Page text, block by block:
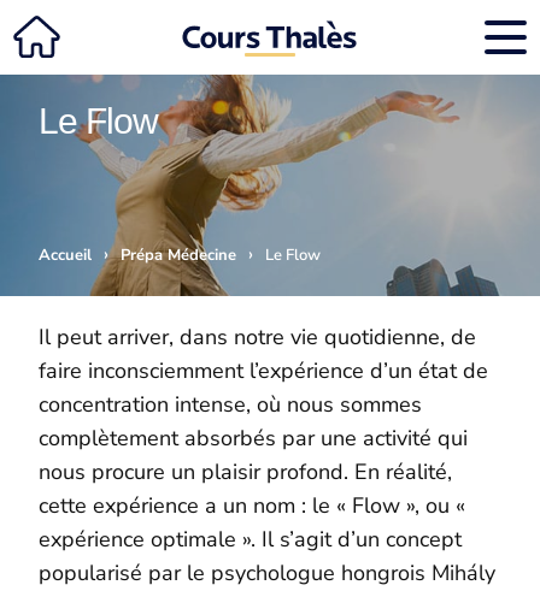
Le Flow
Accueil › Prépa Médecine › Le Flow
Il peut arriver, dans notre vie quotidienne, de
faire inconsciemment l’expérience d’un état de
concentration intense, où nous sommes
complètement absorbés par une activité qui
nous procure un plaisir profond. En réalité,
cette expérience a un nom : le « Flow », ou «
expérience optimale ». Il s’agit d’un concept
popularisé par le psychologue hongrois Mihály